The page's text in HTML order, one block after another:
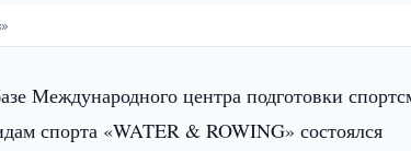
Международного центра подготовки
спорта «WATER & ROWING» состоялся